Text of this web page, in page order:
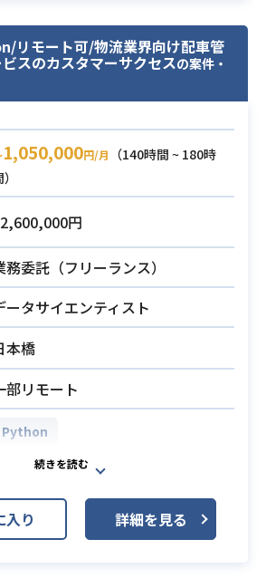
統計的手法を用いたモデルの性能
価経験
社ブランド・全国の営業ネットワ
クと、プロダクトの仕組み・プロ
クトを融合し、
下記業務を想定しております。
アルゴリズムを利用した配車計画
シュミレーション要件整理,実行
ための顧客コミュニケーション
データ分析の前処理としてデー
フォーマットやテキストの整形
データ分析プログラム実行,アルゴ
ズムのパラメータ調整
データ分析の結果集計(SQL集
、レポートまとめ)
シミュレーションBPO業務
‐ 日々の配車計算業務を代行して
いる顧客の業務(1日1～2時間程度）
・顧客オンボード支援
システムの導入に必要な情報収
、データの整理
GoogleAppScriptなどを使った運
リモート可/物流業界向け配車管
スのカスタマーサクセスの案件・
1,050,000円/月
（140時間 ~ 180時
円
務委託（フリーランス）
ータサイエンティスト
本橋
部リモート
Python
流業界向け配車管理サービスを展
している企業にて、カスタマーサ
セスエン ジニアとしてご参画頂き
入り 詳細を見る